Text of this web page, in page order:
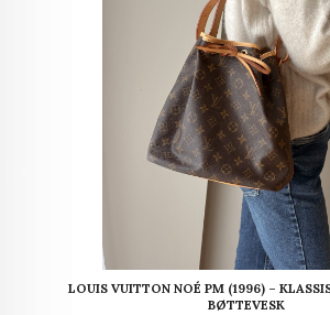
LOUIS VUITTON NOÉ PM (1996) –
BØTTEVESK